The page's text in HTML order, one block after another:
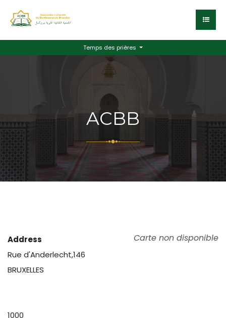
Temps des prières
ACBB
Carte non disponible
Address
Rue d'Anderlecht,146
BRUXELLES
1000